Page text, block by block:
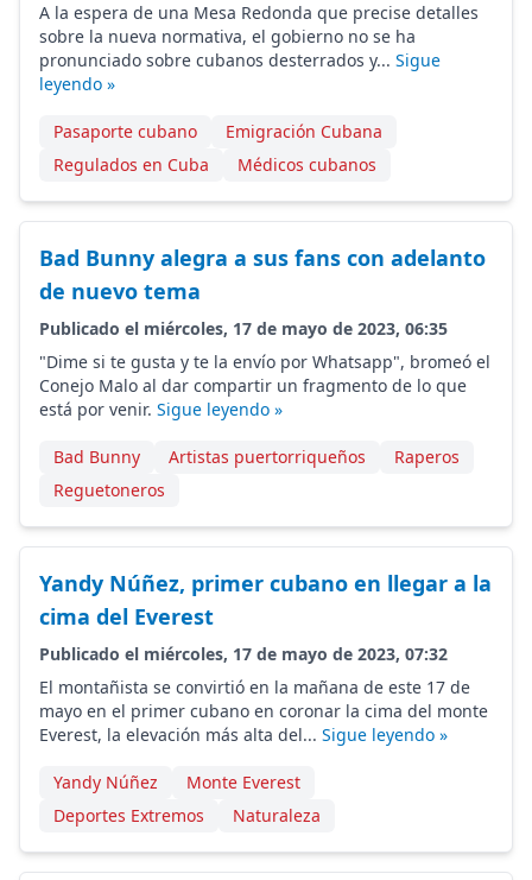
A la espera de una Mesa Redonda que precise detalles
sobre la nueva normativa, el gobierno no se ha
pronunciado sobre cubanos desterrados y... Sigue
leyendo »
Pasaporte cubano
Emigración Cubana
Regulados en Cuba
Médicos cubanos
Bad Bunny alegra a sus fans con adelanto
de nuevo tema
Publicado el miércoles, 17 de mayo de 2023, 06:35
"Dime si te gusta y te la envío por Whatsapp", bromeó el
Conejo Malo al dar compartir un fragmento de lo que
está por venir. Sigue leyendo »
Bad Bunny Artistas puertorriqueños
Raperos
Reguetoneros
Yandy Núñez, primer cubano en llegar a la
cima del Everest
Publicado el miércoles, 17 de mayo de 2023, 07:32
El montañista se convirtió en la mañana de este 17 de
mayo en el primer cubano en coronar la cima del monte
Everest, la elevación más alta del... Sigue leyendo »
Yandy Núñez
Monte Everest
Deportes Extremos
Naturaleza